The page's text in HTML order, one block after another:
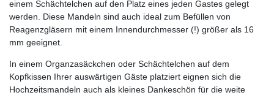
einem Schächtelchen auf den Platz eines jeden Gastes gelegt
werden. Diese Mandeln sind auch ideal zum Befüllen von
Reagenzgläsern mit einem Innendurchmesser (!) größer als 16
mm geeignet.
In einem Organzasäckchen oder Schächtelchen auf dem
Kopfkissen Ihrer auswärtigen Gäste platziert eignen sich die
Hochzeitsmandeln auch als kleines Dankeschön für die weite